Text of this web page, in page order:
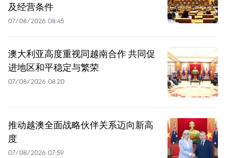
及经营条件
07/08/2026 08:45
澳大利亚高度重视同越南合作 共同促
进地区和平稳定与繁荣
07/08/2026 08:20
推动越澳全面战略伙伴关系迈向新高
度
07/08/2026 07:59